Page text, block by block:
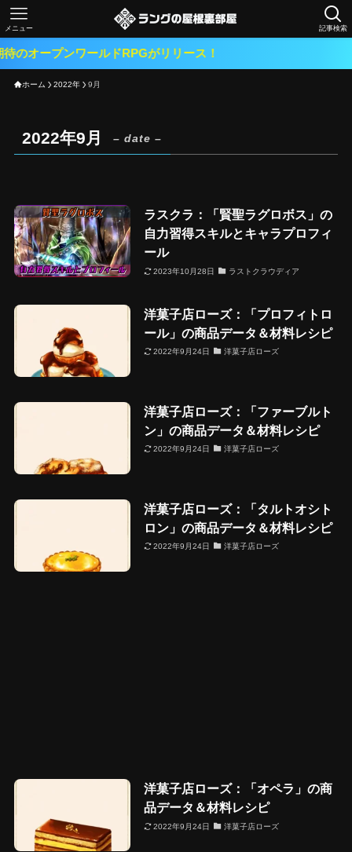
記事検索
メニュー
プンワールドRPGがリリース！
ホーム 2022年 9月
2022年9月 – date –
ラスクラ：「賢聖ラグロボス」の
自力習得スキルとキャラプロフィ
ール
2023年10月28日 ラストクラウディア
洋菓子店ローズ：「プロフィトロ
ール」の商品データ＆材料レシピ
2022年9月24日 洋菓子店ローズ
洋菓子店ローズ：「ファーブルト
ン」の商品データ＆材料レシピ
2022年9月24日 洋菓子店ローズ
洋菓子店ローズ：「タルトオシト
ロン」の商品データ＆材料レシピ
2022年9月24日 洋菓子店ローズ
洋菓子店ローズ：「オペラ」の商
品データ＆材料レシピ
2022年9月24日 洋菓子店ローズ